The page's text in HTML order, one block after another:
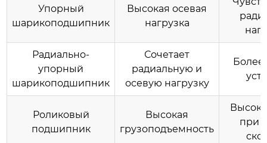
Упорный
шарикоподшипник
Высокая осевая
нагрузка
Радиально-
упорный
шарикоподшипник
Сочетает
радиальную и
осевую нагрузку
Более
Роликовый
подшипник
Высокая
грузоподъемность
при